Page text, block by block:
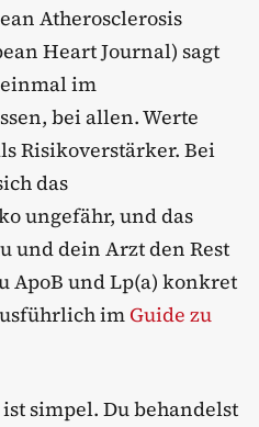
Atherosclerosis
Heart Journal) sagt
im
bei allen. Werte
Risikoverstärker. Bei
das
ungefähr, und das
und dein Arzt den Rest
ApoB und Lp(a) konkret
imGuide zu
simpel. Du behandelst